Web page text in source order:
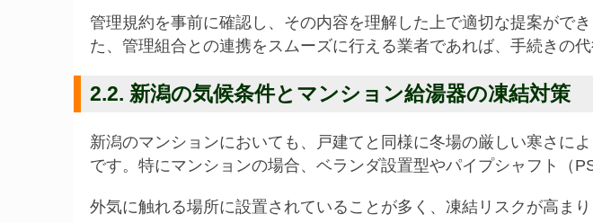
管理規約を事前に確認し、その内容を理解した上で適切な提案がで
た、管理組合との連携をスムーズに行える業者であれば、手続きの代
2.2. 新潟の気候条件とマンション給湯器の凍結対策
新潟のマンションにおいても、戸建てと同様に冬場の厳しい寒さに
です。特にマンションの場合、ベランダ設置型やパイプシャフト（
外気に触れる場所に設置されていることが多く、凍結リスクが高まり